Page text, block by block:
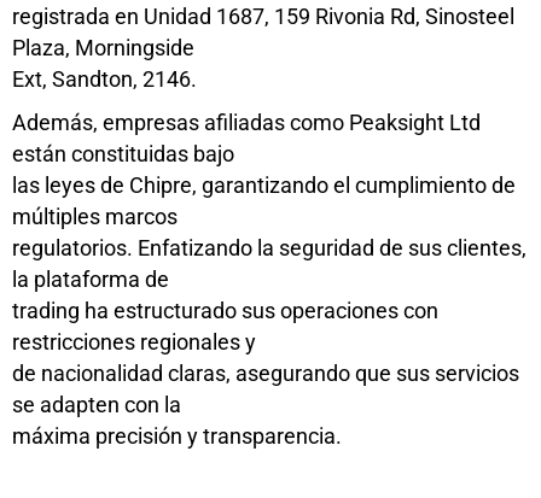
registrada en Unidad 1687, 159 Rivonia Rd, Sinosteel
Plaza, Morningside
Ext, Sandton, 2146.
Además, empresas afiliadas como Peaksight Ltd
están constituidas bajo
las leyes de Chipre, garantizando el cumplimiento de
múltiples marcos
regulatorios. Enfatizando la seguridad de sus clientes,
la plataforma de
trading ha estructurado sus operaciones con
restricciones regionales y
de nacionalidad claras, asegurando que sus servicios
se adapten con la
máxima precisión y transparencia.